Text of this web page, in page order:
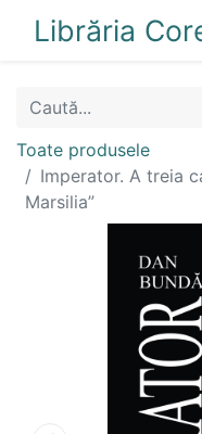
Librăria
Toate produsele
Imperator. A treia
Marsilia”